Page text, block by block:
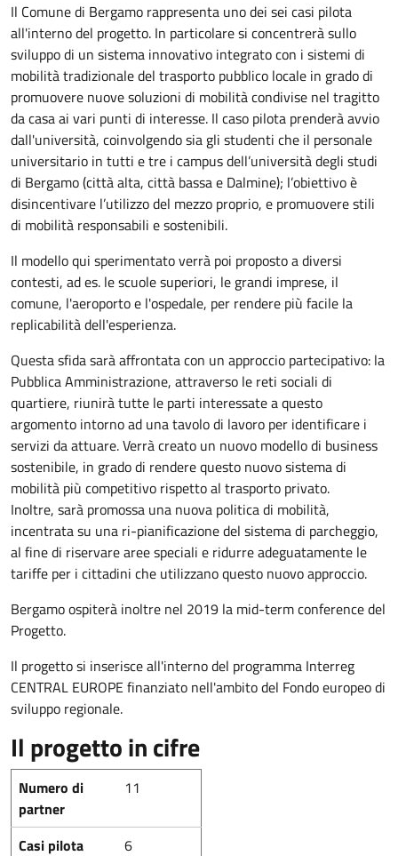
Il Comune di Bergamo rappresenta uno dei sei casi pilota
all'interno del progetto. In particolare si concentrerà sullo
sviluppo di un sistema innovativo integrato con i sistemi di
mobilità tradizionale del trasporto pubblico locale in grado di
promuovere nuove soluzioni di mobilità condivise nel tragitto
da casa ai vari punti di interesse. Il caso pilota prenderà avvio
dall'università, coinvolgendo sia gli studenti che il personale
universitario in tutti e tre i campus dell’università degli studi
di Bergamo (città alta, città bassa e Dalmine); l’obiettivo è
disincentivare l’utilizzo del mezzo proprio, e promuovere stili
di mobilità responsabili e sostenibili.
Il modello qui sperimentato verrà poi proposto a diversi
contesti, ad es. le scuole superiori, le grandi imprese, il
comune, l'aeroporto e l'ospedale, per rendere più facile la
replicabilità dell'esperienza.
Questa sfida sarà affrontata con un approccio partecipativo: la
Pubblica Amministrazione, attraverso le reti sociali di
quartiere, riunirà tutte le parti interessate a questo
argomento intorno ad una tavolo di lavoro per identificare i
servizi da attuare. Verrà creato un nuovo modello di business
sostenibile, in grado di rendere questo nuovo sistema di
mobilità più competitivo rispetto al trasporto privato.
Inoltre, sarà promossa una nuova politica di mobilità,
incentrata su una ri-pianificazione del sistema di parcheggio,
al fine di riservare aree speciali e ridurre adeguatamente le
tariffe per i cittadini che utilizzano questo nuovo approccio.
Bergamo ospiterà inoltre nel 2019 la mid-term conference del
Progetto.
Il progetto si inserisce all'interno del programma Interreg
CENTRAL EUROPE finanziato nell'ambito del Fondo europeo di
sviluppo regionale.
Il progetto in cifre
Numero di
partner
11
Casi pilota 6